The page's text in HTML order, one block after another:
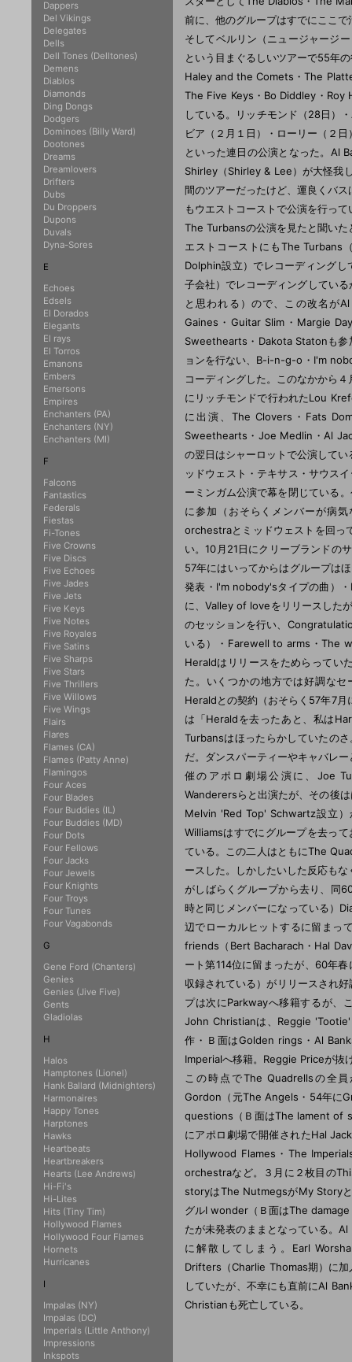
前に、他のグループはすでにここ
そしてベルリン（ニュージャージ
という目まぐるしいツアーで55年
Haley and the Comets・The
The Five Keys・Bo Diddley・Roy
している。リッチモンド（28日）
ビア（２月１日）・ローリー（２
といった連日の公演となった。Al
Shirley（Shirley & Lee）が大怪我
間のツアーだったけど、運良くバ
もウエストコーストで公演を行っ
The Turbansの公演を見たと聞いた
エストコーストにもThe Turbans
Dolphin設立）でレコーディング
子会社）でレコーディングしてい
と思われる）ので、この改名が
Gaines・Guitar Slim・Margie
Sweethearts・Dakota Statonも参
ョンを行ない、B-i-n-g-o・I'm
コーディングした。このなかから
にリッチモンドで行われたLou
に出演、The Clovers・Fats
Sweethearts・Joe Medlin・Al
の翌日はシャーロットで公演して
ッドウェスト・テキサス・サウス
ーミンガム公演で幕を閉じている
に参加（おそらくメンバーが病
orchestraとミッドウェストを回っ
い。10月21日にクリーブランドの
57年にはいってからはグループは
発表・I'm nobody'sタイプの曲）
に、Valley of loveをリリースした
のセッションを行い、
いる）・Farewell to arms・The
Heraldはリリースをためらってい
た。いくつかの地方では好調な
Heraldとの契約（おそらく57年7月
は「Heraldを去ったあと、私は
Turbansはほったらかしていたの
だ。ダンスパーティーやキャバレ
催のアポロ劇場公演に、Joe
Wanderersらと出演たが、その後
Melvin 'Red Top' Schwartz設立
Williamsはすでにグループを去っ
ている。この二人はともにThe
ースした。しかしたいした反応も
がしばらくグループから去り、同
時と同じメンバーになっている）
辺でローカルヒットするに留まっ
friends（Bert Bacharach・Hal
ート第114位に留まったが、60年
収録されている）がリリースされ
プは次にParkwayへ移籍するが、
John Christianは、Reggie
作・Ｂ面はGolden rings・Al
Imperialへ移籍。Reggie Priceが抜
この時点でThe Quadrellsの全
Gordon（元The Angels・54年に
questions（Ｂ面はThe lament of
にアポロ劇場で開催されたHal
Hollywood Flames・The
orchestraなど。３月に２枚目の
storyはThe NutmegsがMy Story
グルI wonder（Ｂ面はThe
たが未発表のままとなっている。
に解散してしまう。Earl
Drifters（Charlie Thomas期）に
していたが、不幸にも直前にAl
Christianも死亡している。
Dappers
Del Vikings
Delegates
Dells
Dell Tones (Delltones)
Demens
Diablos
Diamonds
Ding Dongs
Dodgers
Dominoes (Billy Ward)
Dootones
Dreams
Dreamlovers
Drifters
Dubs
Du Droppers
Dupons
Duvals
Dyna-Sores
E
Echoes
Edsels
El Dorados
Elegants
El rays
El Torros
Emanons
Embers
Emersons
Empires
Enchanters (PA)
Enchanters (NY)
Enchanters (MI)
F
Falcons
Fantastics
Federals
Fiestas
Fi-Tones
Five Crowns
Five Discs
Five Echoes
Five Jades
Five Jets
Five Keys
Five Notes
Five Royales
Five Satins
Five Sharps
Five Stars
Five Thrillers
Five Willows
Five Wings
Flairs
Flares
Flames (CA)
Flames (Patty Anne)
Flamingos
Four Aces
Four Blades
Four Buddies (IL)
Four Buddies (MD)
Four Dots
Four Fellows
Four Jacks
Four Jewels
Four Knights
Four Troys
Four Tunes
Four Vagabonds
G
Gene Ford (Chanters)
Genies
Genies (Jive Five)
Gents
Gladiolas
H
Halos
Hamptones (Lionel)
Hank Ballard (Midnighters)
Harmonaires
Happy Tones
Harptones
Hawks
Heartbeats
Heartbreakers
Hearts (Lee Andrews)
Hi-Fi's
Hi-Lites
Hits (Tiny Tim)
Hollywood Flames
Hollywood Four Flames
Hornets
Hurricanes
I
Impalas (NY)
Impalas (DC)
Imperials (Little Anthony)
Impressions
Inkspots